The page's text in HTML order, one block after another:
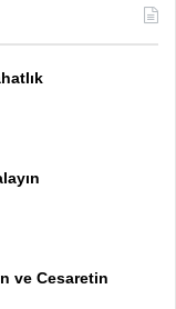
ve Cesaretin